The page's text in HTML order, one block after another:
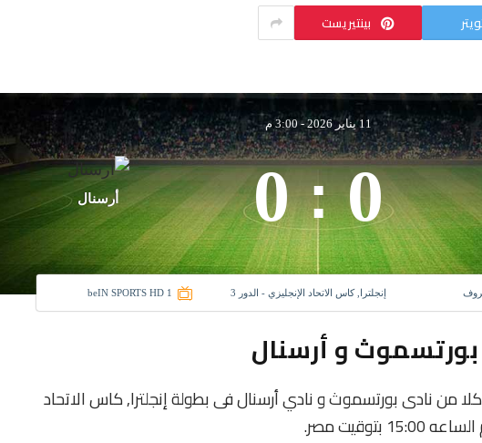
بينتيريست
11 يناير 2026 -3:00 م
0
:
0 أرسنال
إنجلترا, كاس الاتحاد الإنجليزي - الدور 3 beIN SPORTS HD 1
و أرسنال
يلتقى اليوم 2026-01-11 كلا من نادى بورتسموث و نادي أرسنال فى بطولة إنجلترا, كاس الاتحاد